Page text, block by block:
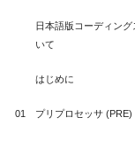
日本語版コーディン
いて
はじめに
01 プリプロセッサ (PRE)